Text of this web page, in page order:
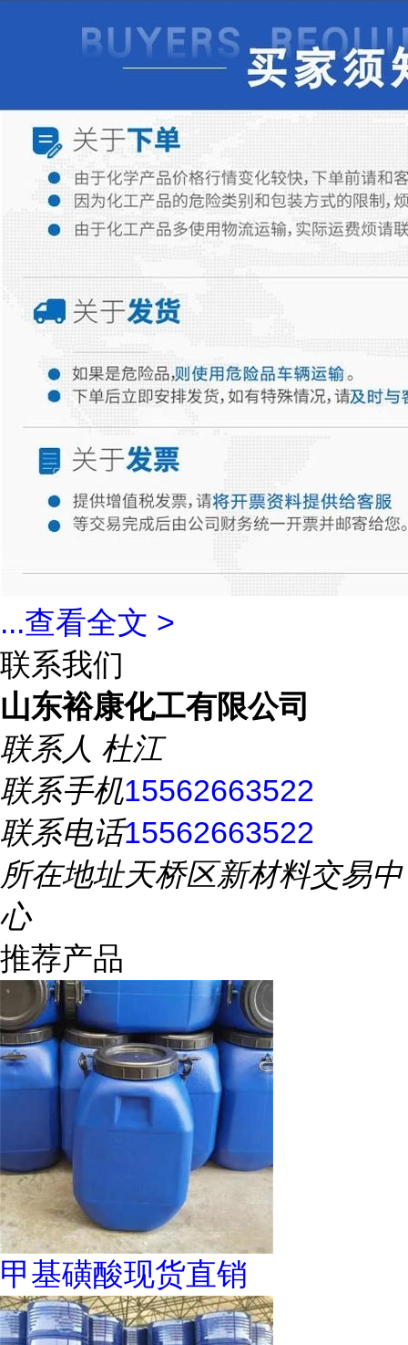
...查看全文 >
联系我们
山东裕康化工有限公司
联系人 杜江
联系手机15562663522
联系电话15562663522
所在地址天桥区新材料交易中
心
推荐产品
甲基磺酸现货直销